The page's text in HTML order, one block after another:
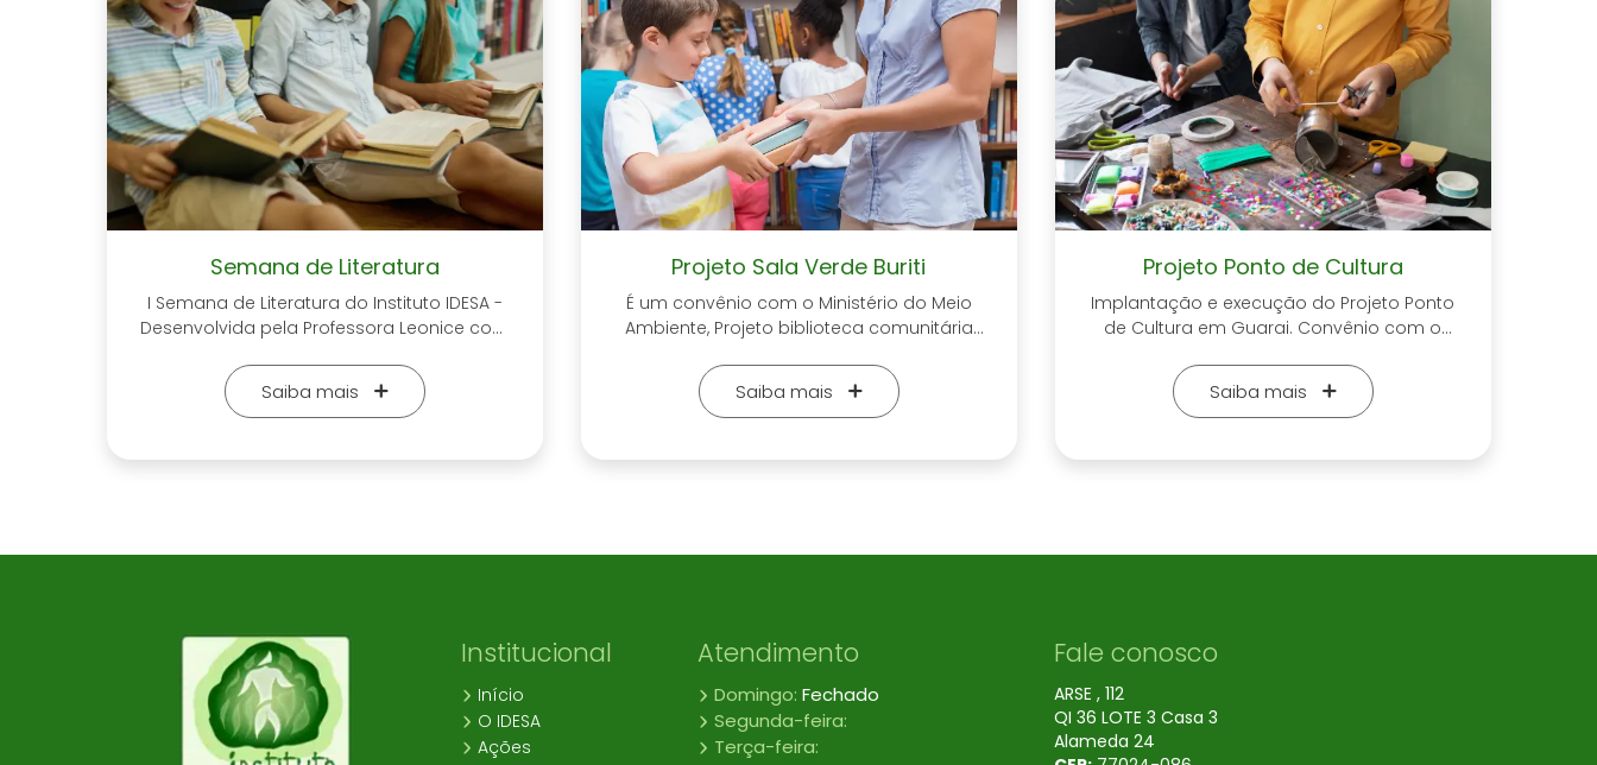
Semana de Literatura
I Semana de Literatura do Instituto IDESA -
Desenvolvida pela Professora Leonice com
Professora Leo contou da sua paixão pelos
livros que vem desde criança. O que marcou
consegui realizar muitos sonhos, e hoje
Saiba mais
Projeto Sala Verde Buriti
É um convênio com o Ministério do Meio
Ambiente, Projeto biblioteca comunitária
atividades educativas na área do meio
ambiente junto às escolas. No que se refere
Saiba mais
Projeto Ponto de Cultura
Implantação e execução do Projeto Ponto
de Cultura em Guarai. Convênio com o
na Web da Arte Tocantinense que é um
trabalho voltado para o e-commerce
Saiba mais
Institucional
Início
O IDESA
Ações
Atendimento
Domingo:Fechado
Segunda-feira:
Terça-feira:
Fale conosco
ARSE , 112
QI 36 LOTE 3 Casa 3
Alameda 24